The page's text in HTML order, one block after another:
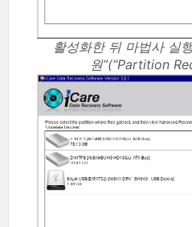
활성화한 뒤 마법사 실
원”(“Partition